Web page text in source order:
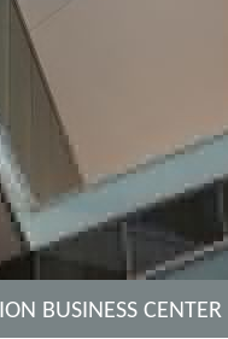
BUSINESS CENTER